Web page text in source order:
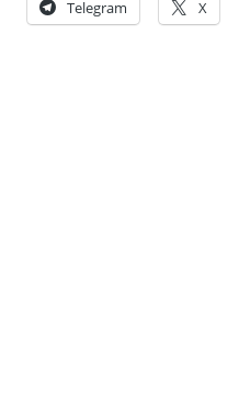
Telegram X